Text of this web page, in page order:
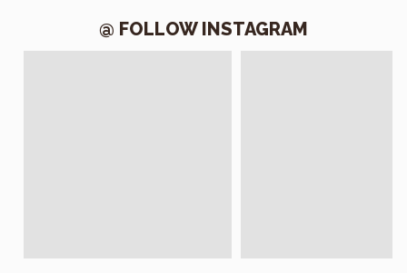
@ FOLLOW INSTAGRAM